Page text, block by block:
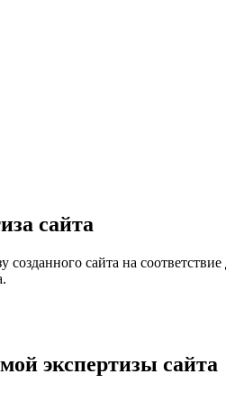
сайта
созданного сайта на
экспертизы сайта